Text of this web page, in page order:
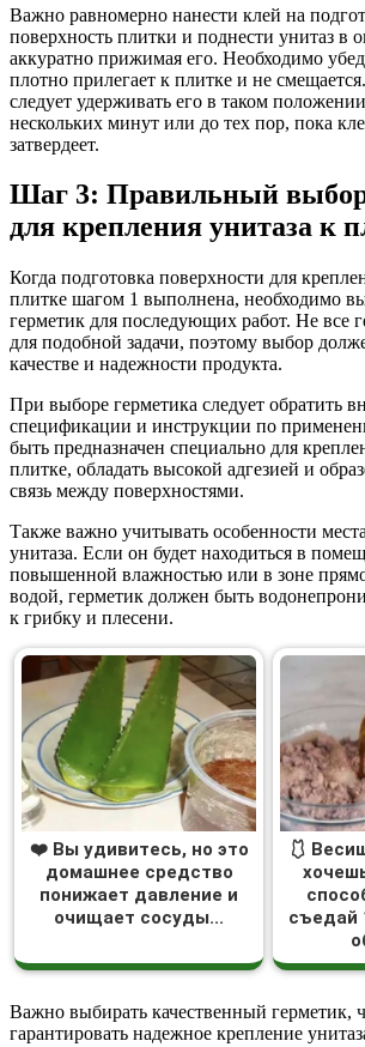
Важно равномерно нанести клей на
поверхность плитки и поднести унитаз в
аккуратно прижимая его. Необходимо
плотно прилегает к плитке и не
следует удерживать его в таком
нескольких минут или до тех пор, пока
затвердеет.
Шаг 3: Правильный выбор
для крепления унитаза к
Когда подготовка поверхности для
плитке шагом 1 выполнена, необходимо
герметик для последующих работ. Не все
для подобной задачи, поэтому выбор
качестве и надежности продукта.
При выборе герметика следует обратить
спецификации и инструкции по
быть предназначен специально для
плитке, обладать высокой адгезией и
связь между поверхностями.
Также важно учитывать особенности
унитаза. Если он будет находиться в
повышенной влажностью или в зоне
водой, герметик должен быть
к грибку и плесени.
❤️ Вы удивитесь, но это
домашнее средство
понижает давление и
очищает сосуды...
🩱
съедай
Важно выбирать качественный герметик,
гарантировать надежное крепление